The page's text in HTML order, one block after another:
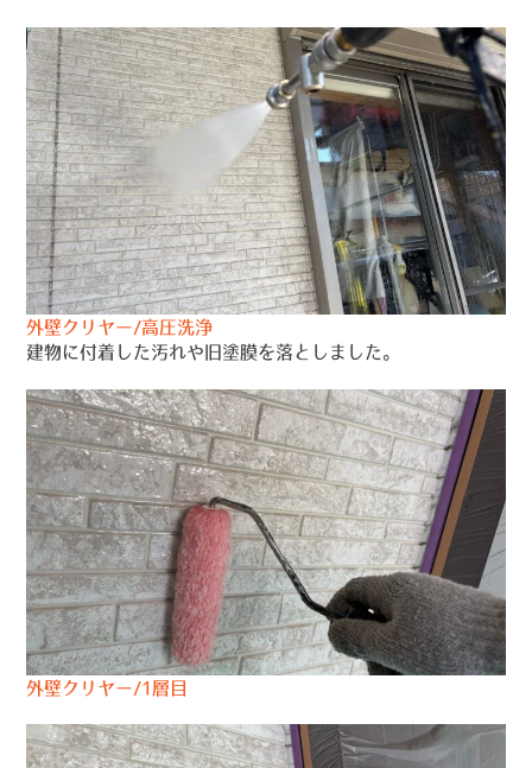
外壁クリヤー/高圧洗浄
建物に付着した汚れや旧塗膜を落としました。
外壁クリヤー/1層目